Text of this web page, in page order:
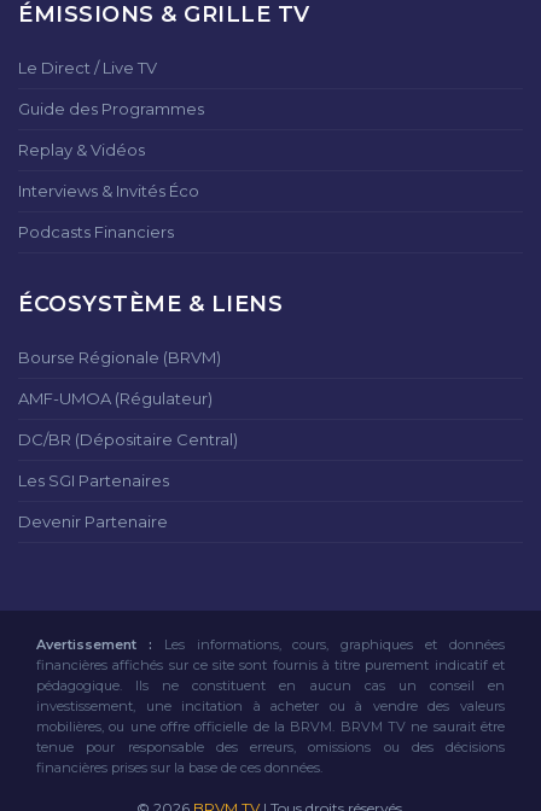
ÉMISSIONS & GRILLE TV
Le Direct / Live TV
Guide des Programmes
Replay & Vidéos
Interviews & Invités Éco
Podcasts Financiers
ÉCOSYSTÈME & LIENS
Bourse Régionale (BRVM)
AMF-UMOA (Régulateur)
DC/BR (Dépositaire Central)
Les SGI Partenaires
Devenir Partenaire
Avertissement : Les informations, cours, graphiques et données
financières affichés sur ce site sont fournis à titre purement indicatif et
pédagogique. Ils ne constituent en aucun cas un conseil en
investissement, une incitation à acheter ou à vendre des valeurs
mobilières, ou une offre officielle de la BRVM. BRVM TV ne saurait être
tenue pour responsable des erreurs, omissions ou des décisions
financières prises sur la base de ces données.